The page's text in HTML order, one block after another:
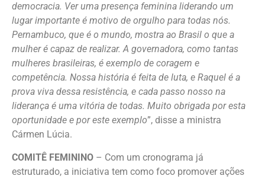
democracia. Ver uma presença feminina liderando um
lugar importante é motivo de orgulho para todas nós.
Pernambuco, que é o mundo, mostra ao Brasil o que a
mulher é capaz de realizar. A governadora, como tantas
mulheres brasileiras, é exemplo de coragem e
competência. Nossa história é feita de luta, e Raquel é a
prova viva dessa resistência, e cada passo nosso na
liderança é uma vitória de todas. Muito obrigada por esta
oportunidade e por este exemplo”, disse a ministra
Cármen Lúcia.
COMITÊ FEMININO – Com um cronograma já
estruturado, a iniciativa tem como foco promover ações